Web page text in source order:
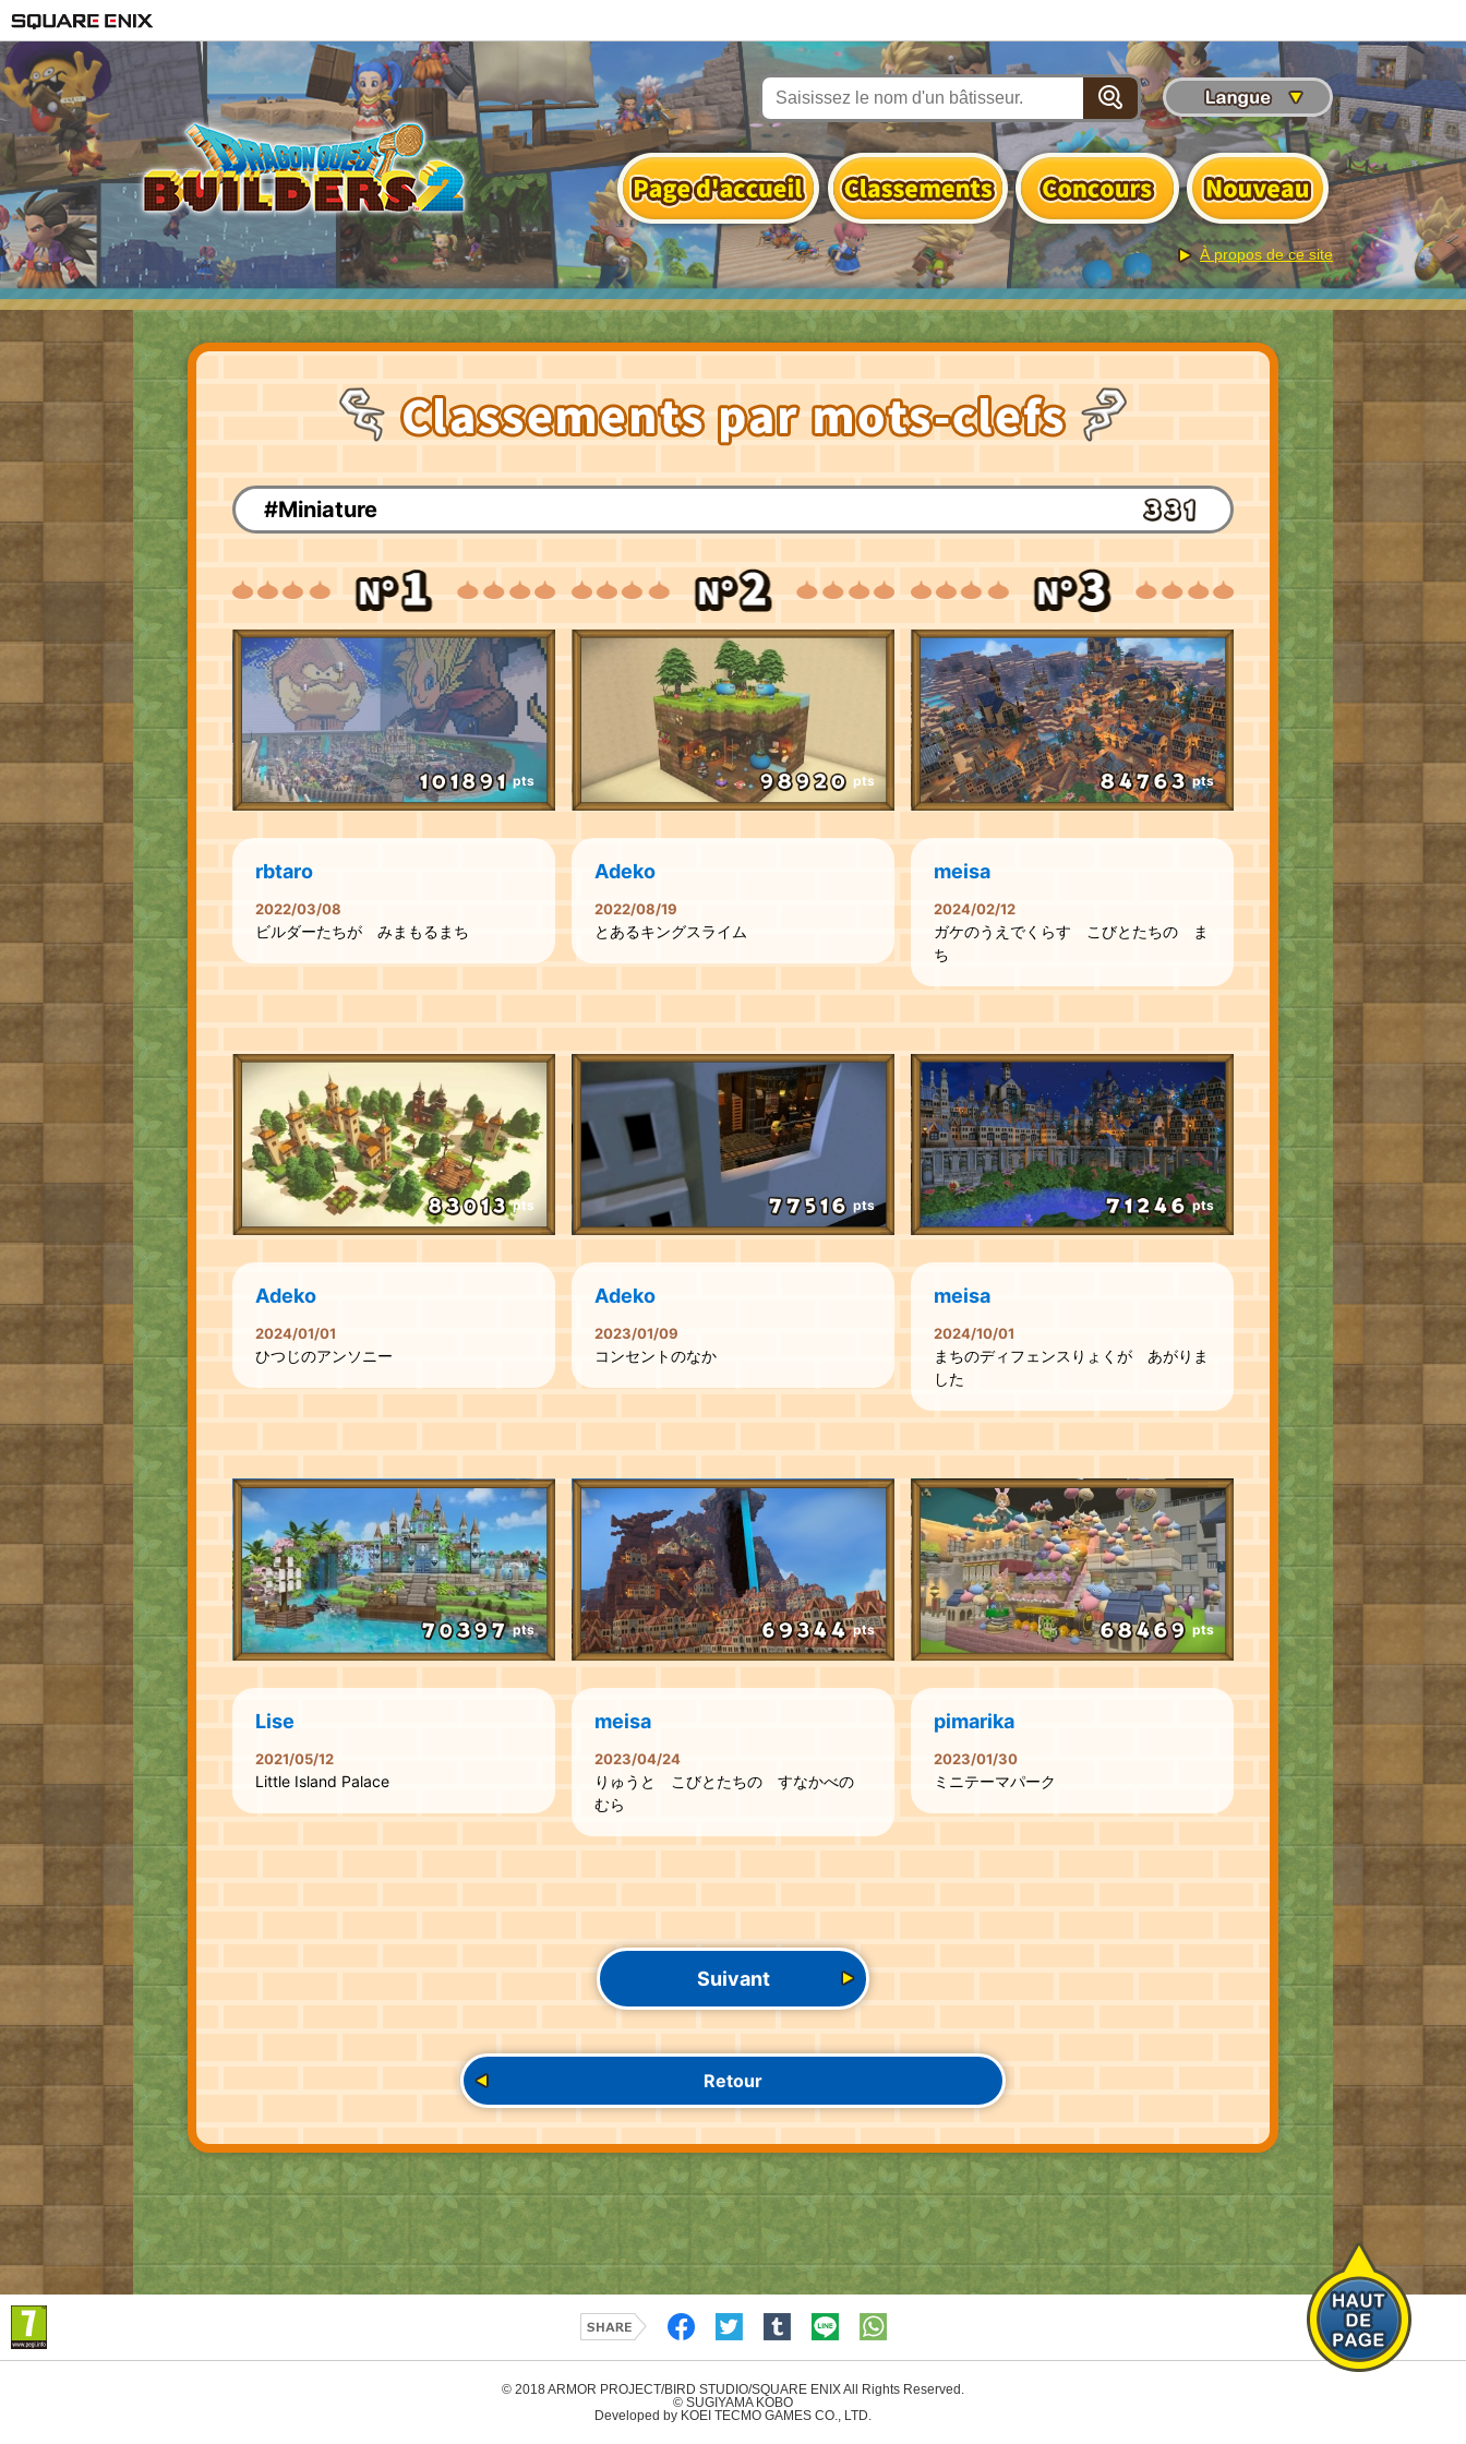
À propos de ce site
#Miniature
pts
rbtaro
2022/03/08
ビルダーたちが みまもるまち
pts
Adeko
2022/08/19
とあるキングスライム
pts
meisa
2024/02/12
ガケのうえでくらす こびとたちの ま
ち
pts
Adeko
2024/01/01
ひつじのアンソニー
pts
Adeko
2023/01/09
コンセントのなか
pts
meisa
2024/10/01
まちのディフェンスりょくが あがりま
した
pts
Lise
2021/05/12
Little Island Palace
pts
meisa
2023/04/24
りゅうと こびとたちの すなかべの
むら
pts
pimarika
2023/01/30
ミニテーマパーク
Suivant
Retour
© 2018 ARMOR PROJECT/BIRD STUDIO/SQUARE ENIX All Rights Reserved.
© SUGIYAMA KOBO
Developed by KOEI TECMO GAMES CO., LTD.